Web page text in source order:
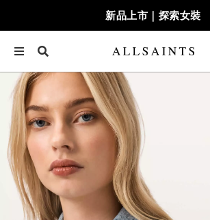
新品上市｜探索女裝